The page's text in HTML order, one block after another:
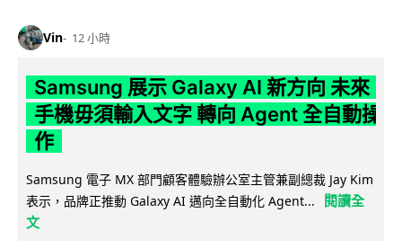
Vin 12 小時
Samsung 展示 Galaxy AI 新方向 未來
手機毋須輸入文字 轉向 Agent 全自動操
作
Samsung 電子 MX 部門顧客體驗辦公室主管兼副總裁 Jay Kim
表示，品牌正推動 Galaxy AI 邁向全自動化 Agent...
閱讀全
文